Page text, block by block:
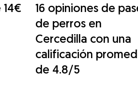
16 opiniones de
de perros en
Cercedilla con una
calificación
de 4.8/5